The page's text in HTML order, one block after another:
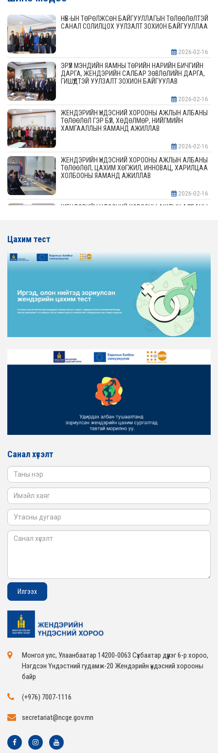
НҮБ-ЫН ТӨРӨЛЖСӨН БАЙГУУЛЛАГЫН ТӨЛӨӨЛӨЛТЭЙ
САНАЛ СОЛИЛЦОХ УУЛЗАЛТ ЗОХИОН БАЙГУУЛЛАА
2026-02-16
ЭРҮҮЛ МЭНДИЙН ЯАМНЫ ТӨРИЙН НАРИЙН БИЧГИЙН
ДАРГА, ЖЕНДЭРИЙН САЛБАР ЗӨВЛӨЛИЙН ДАРГА,
ГИШҮҮДТЭЙ УУЛЗАЛТ ЗОХИОН БАЙГУУЛАВ
2026-02-16
ЖЕНДЭРИЙН ҮНДЭСНИЙ ХОРООНЫ АЖЛЫН АЛБАНЫ
ТӨЛӨӨЛӨЛ ГЭР БҮЛ, ХӨДӨЛМӨР, НИЙГМИЙН
ХАМГААЛЛЫН ЯАМАНД АЖИЛЛАВ
2026-02-16
ЖЕНДЭРИЙН ҮНДЭСНИЙ ХОРООНЫ АЖЛЫН АЛБАНЫ
ТӨЛӨӨЛӨЛ, ЦАХИМ ХӨГЖИЛ, ИННОВАЦ, ХАРИЛЦАА
ХОЛБООНЫ ЯАМАНД АЖИЛЛАВ
2026-02-16
ЖЕНДЭРИЙН ҮНДЭСНИЙ ХОРООНЫ АЖЛЫН АЛБАНЫ
ЖЕНДЭРИЙН ҮНДЭСНИЙ ХОРООНЫ АЖЛЫН АЛБАНЫ
ТӨЛӨӨЛӨЛ ХОТ БАЙГУУЛАЛТ, БАРИЛГА, ОРОН
СУУЦЖУУЛАЛТЫН ЯАМАНД АЖИЛЛАВ
2026-02-16
ЖЕНДЭРИЙН ЭРХ ТЭГШ БАЙДЛЫГ ХАНГАХ ҮЙЛ
АЖИЛЛАГААГ ЭРЧИМЖҮҮЛЭХ САРЫН ХУВААРЬТАЙ
2026-02-16
ТӨЛӨӨЛӨЛ ЗАМ ТЭЭВРИЙН ЯАМАНД АЖИЛЛАВ
ЖЕНДЭРИЙН ҮНДЭСНИЙ ХОРООНЫ АЖЛЫН АЛБАНЫ
ТӨЛӨӨЛӨЛ БАТЛАН ХАМГААЛАХ ЯАМАНД
Цахим тест
Санал хүсэлт
Монгол улс, Улаанбаатар 14200-0063 Сүхбаатар дүүрэг 6-р хороо,
Нэгдсэн Үндэстний гудамж-20 Жендэрийн үндэсний хорооны
байр
(+976) 7007-1116
secretariat@ncge.gov.mn